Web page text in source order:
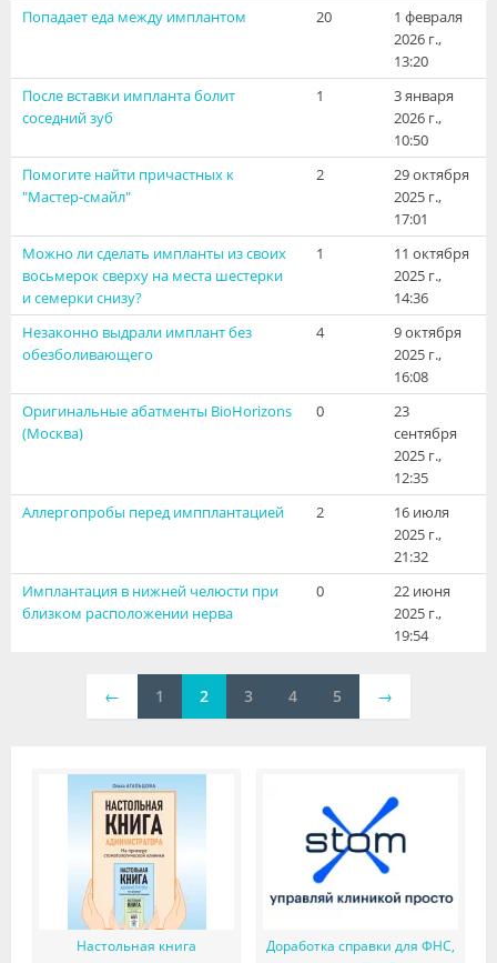
Клиники
Специалисты
Галерея
Лаборатории
Попадает еда между имплантом
20
1 февраля
2026 г.,
13:20
После вставки импланта болит
соседний зуб
1
3 января
2026 г.,
10:50
Помогите найти причастных к
"Мастер-смайл"
2
29 октября
2025 г.,
17:01
Можно ли сделать импланты из своих
восьмерок сверху на места шестерки
и семерки снизу?
1
11 октября
2025 г.,
14:36
Незаконно выдрали имплант без
обезболивающего
4
9 октября
2025 г.,
16:08
Оригинальные абатменты BioHorizons
(Москва)
0
23
сентября
2025 г.,
12:35
Аллергопробы перед импплантацией
2
16 июля
2025 г.,
21:32
Имплантация в нижней челюсти при
близком расположении нерва
0
22 июня
2025 г.,
19:54
← 1 2 3 4 5 →
Настольная книга
Доработка справки для ФНС,